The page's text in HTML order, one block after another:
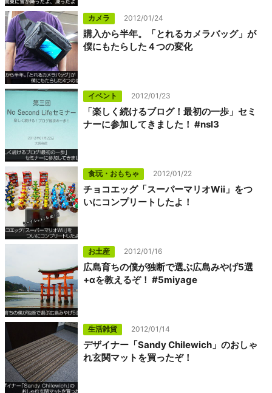
カメラ 2012/01/24
購入から半年。「とれるカメラバッグ」が
僕にもたらした４つの変化
イベント 2012/01/23
「楽しく続けるブログ！最初の一歩」セミ
ナーに参加してきました！ #nsl3
食玩・おもちゃ 2012/01/22
チョコエッグ「スーパーマリオWii」をつ
いにコンプリートしたよ！
お土産 2012/01/16
広島育ちの僕が独断で選ぶ広島みやげ5選
+αを教えるぞ！ #5miyage
生活雑貨 2012/01/14
デザイナー「Sandy Chilewich」のおしゃ
れ玄関マットを買ったぞ！